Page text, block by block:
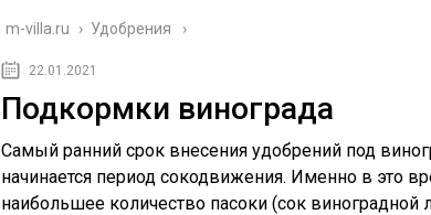
m-villa.ru › Удобрения
22.01.2021
Подкормки винограда
Самый ранний срок внесения удобрений под
начинается период сокодвижения. Именно в это
наибольшее количество пасоки (сок